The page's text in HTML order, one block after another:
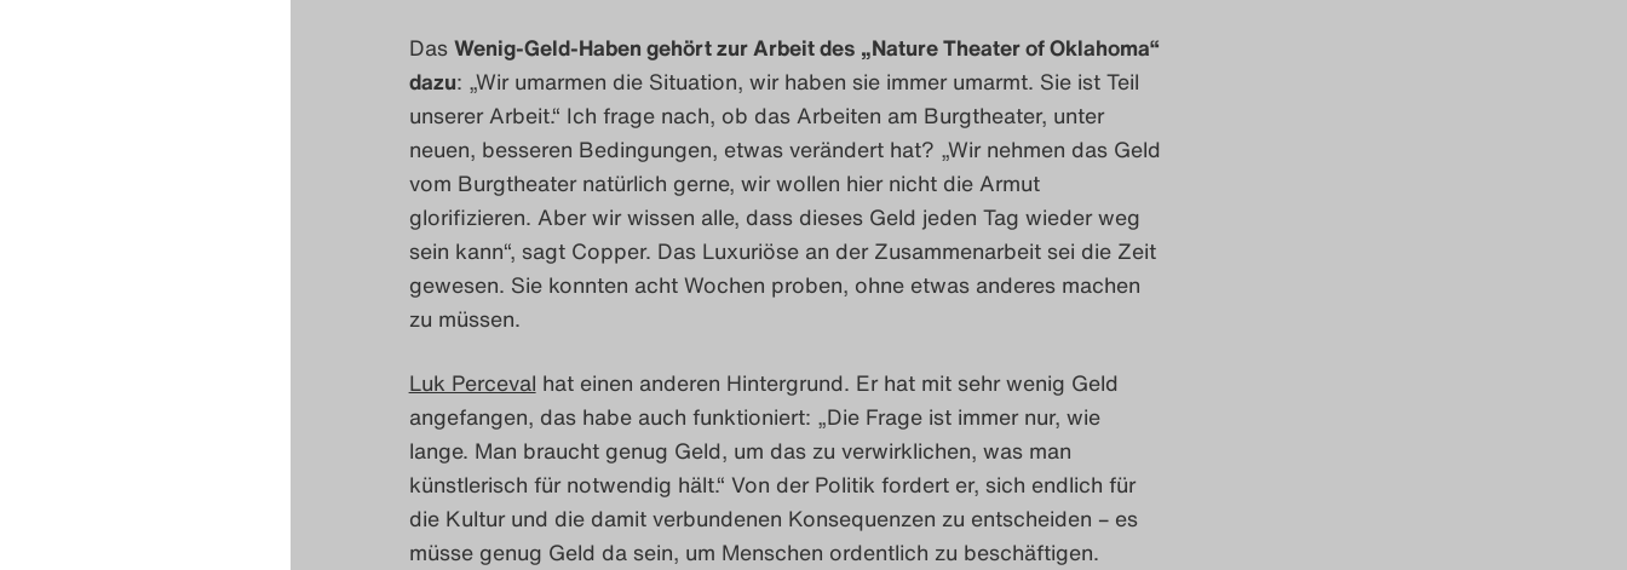
DasWenig-Geld-Haben gehört zur Arbeit des „Nature Theater of Oklahoma“
dazu: „Wir umarmen die Situation, wir haben sie immer umarmt. Sie ist Teil
unserer Arbeit.“ Ich frage nach, ob das Arbeiten am Burgtheater, unter
neuen, besseren Bedingungen, etwas verändert hat? „Wir nehmen das Geld
vom Burgtheater natürlich gerne, wir wollen hier nicht die Armut
glorifizieren. Aber wir wissen alle, dass dieses Geld jeden Tag wieder weg
sein kann“, sagt Copper. Das Luxuriöse an der Zusammenarbeit sei die Zeit
gewesen. Sie konnten acht Wochen proben, ohne etwas anderes machen
zu müssen.
Luk Perceval hat einen anderen Hintergrund. Er hat mit sehr wenig Geld
angefangen, das habe auch funktioniert: „Die Frage ist immer nur, wie
lange. Man braucht genug Geld, um das zu verwirklichen, was man
künstlerisch für notwendig hält.“ Von der Politik fordert er, sich endlich für
die Kultur und die damit verbundenen Konsequenzen zu entscheiden – es
müsse genug Geld da sein, um Menschen ordentlich zu beschäftigen.